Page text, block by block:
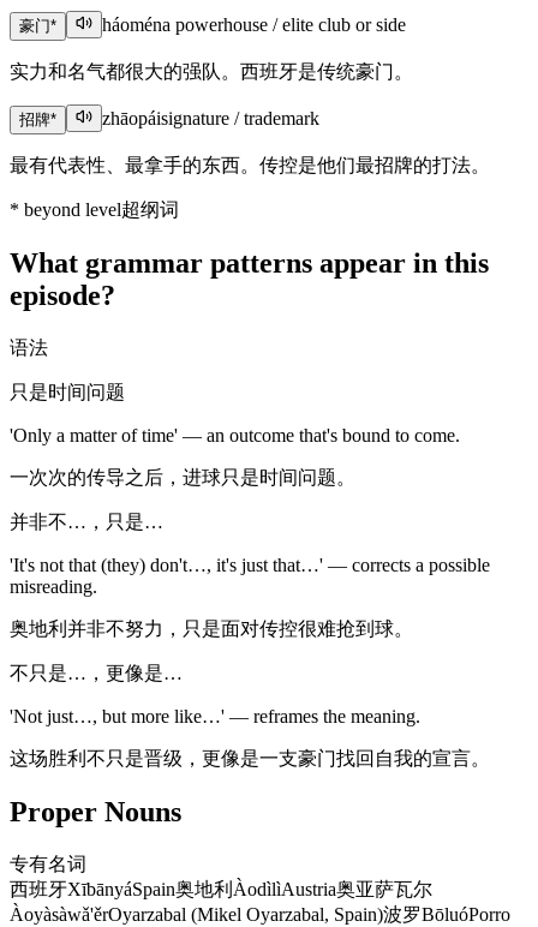
豪门* háoména powerhouse / elite club or side
实力和名气都很大的强队。西班牙是传统豪门。
招牌* zhāopáisignature / trademark
最有代表性、最拿手的东西。传控是他们最招牌的打法。
* beyond level超纲词
What grammar patterns appear in this
episode?
语法
只是时间问题
'Only a matter of time' — an outcome that's bound to come.
一次次的传导之后，进球只是时间问题。
并非不…，只是…
'It's not that (they) don't…, it's just that…' — corrects a possible
misreading.
奥地利并非不努力，只是面对传控很难抢到球。
不只是…，更像是…
'Not just…, but more like…' — reframes the meaning.
这场胜利不只是晋级，更像是一支豪门找回自我的宣言。
Proper Nouns
专有名词
西班牙XībānyáSpain奥地利 ÀodìlìAustria奥亚萨瓦尔
Àoyàsàwǎ'ěrOyarzabal (Mikel Oyarzabal, Spain)波罗BōluóPorro